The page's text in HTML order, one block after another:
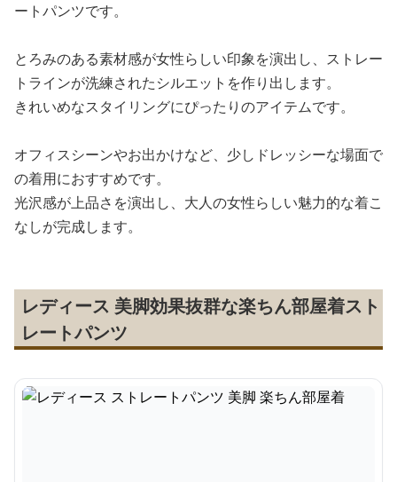
ートパンツです。
とろみのある素材感が女性らしい印象を演出し、ストレー
トラインが洗練されたシルエットを作り出します。
きれいめなスタイリングにぴったりのアイテムです。
オフィスシーンやお出かけなど、少しドレッシーな場面で
の着用におすすめです。
光沢感が上品さを演出し、大人の女性らしい魅力的な着こ
なしが完成します。
レディース 美脚効果抜群な楽ちん部屋着スト
レートパンツ